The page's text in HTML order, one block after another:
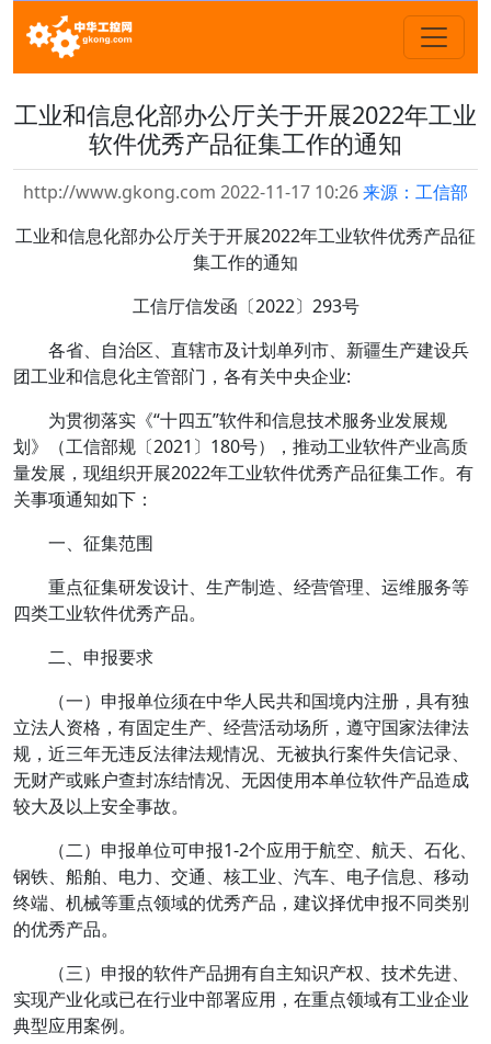
工业和信息化部办公厅关于开展2022年工业
软件优秀产品征集工作的通知
http://www.gkong.com 2022-11-17 10:26来源：工信部
工业和信息化部办公厅关于开展2022年工业软件优秀产品征
集工作的通知
工信厅信发函〔2022〕293号
各省、自治区、直辖市及计划单列市、新疆生产建设兵
团工业和信息化主管部门，各有关中央企业:
为贯彻落实《“十四五”软件和信息技术服务业发展规
划》（工信部规〔2021〕180号），推动工业软件产业高质
量发展，现组织开展2022年工业软件优秀产品征集工作。有
关事项通知如下：
一、征集范围
重点征集研发设计、生产制造、经营管理、运维服务等
四类工业软件优秀产品。
二、申报要求
（一）申报单位须在中华人民共和国境内注册，具有独
立法人资格，有固定生产、经营活动场所，遵守国家法律法
规，近三年无违反法律法规情况、无被执行案件失信记录、
无财产或账户查封冻结情况、无因使用本单位软件产品造成
较大及以上安全事故。
（二）申报单位可申报1-2个应用于航空、航天、石化、
钢铁、船舶、电力、交通、核工业、汽车、电子信息、移动
终端、机械等重点领域的优秀产品，建议择优申报不同类别
的优秀产品。
（三）申报的软件产品拥有自主知识产权、技术先进、
实现产业化或已在行业中部署应用，在重点领域有工业企业
典型应用案例。